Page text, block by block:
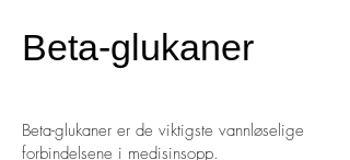
Beta-glukaner
Beta-glukaner er de viktigste vannløselige
forbindelsene i medisinsopp.